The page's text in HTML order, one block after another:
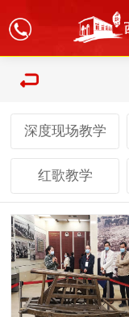
深度现场教学
红歌教学